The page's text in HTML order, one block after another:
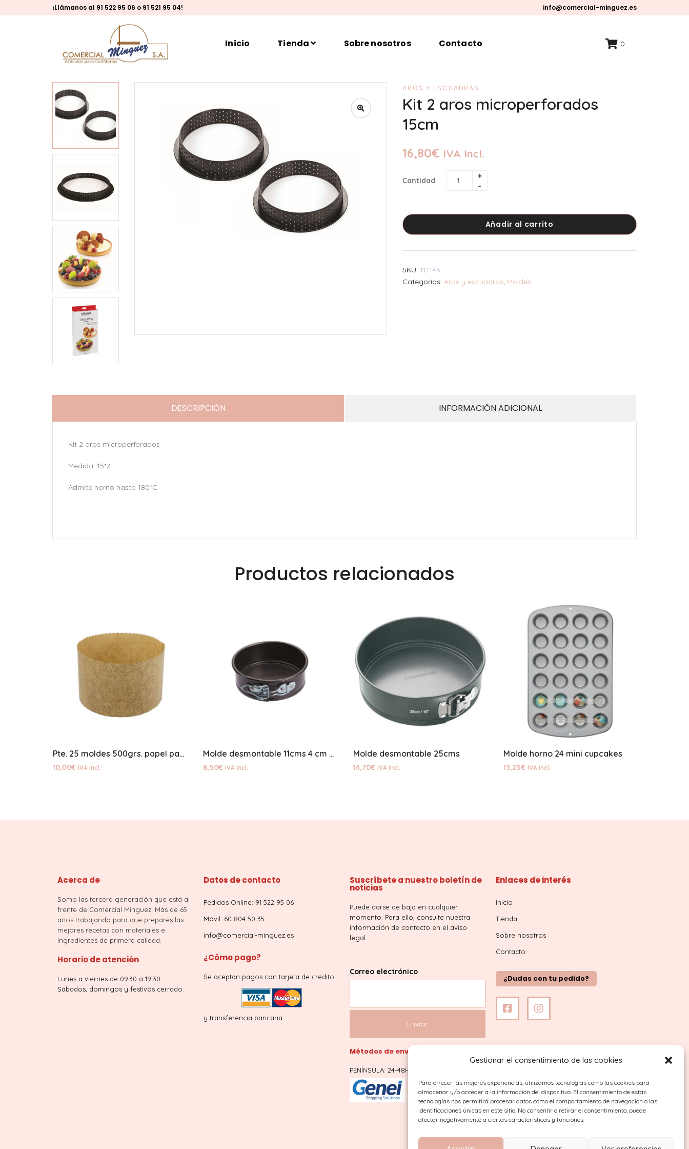
Gestionar el consentimiento de las cookies
Para ofrecer las mejores experiencias, utilizamos tecnologías como las cookies para
almacenar y/o acceder a la información del dispositivo. El consentimiento de estas
tecnologías nos permitirá procesar datos como el comportamiento de navegación o las
identificaciones únicas en este sitio. No consentir o retirar el consentimiento, puede
afectar negativamente a ciertas características y funciones.
¡Llámanos al 91 522 95 06 o 91 521 95 04! info@comercial-minguez.es
Inicio Tienda Sobre nosotros Contacto 0
AROS Y ESCUADRAS
Kit 2 aros microperforados
15cm
16,80€ IVA Incl.
Cantidad
Añadir al carrito
SKU: 111146
Categorías: Aros y escuadras, Moldes
DESCRIPCIÓN INFORMACIÓN ADICIONAL
Kit 2 aros microperforados
Medida: 15*2
Admite horno hasta 180ºC
Productos relacionados
Pte. 25 moldes 500grs. papel panetone
10,00€ IVA Incl.
Molde desmontable 11cms 4 cm altura
8,50€ IVA Incl.
Molde desmontable 25cms
16,70€ IVA Incl.
Molde horno 24 mini cupcakes
13,25€ IVA Incl.
Acerca de
Somo las tercera generación que está al
frente de Comercial Minguez. Más de 65
años trabajando para que prepares las
mejores recetas con materiales e
ingredientes de primera calidad.
Horario de atención
Lunes a viernes de 09.30 a 19:30
Sábados, domingos y festivos cerrado.
Datos de contacto
Pedidos Online: 91 522 95 06
Móvil: 60 804 50 35
info@comercial-minguez.es
¿Cómo pago?
Se aceptan pagos con tarjeta de crédito
y transferencia bancaria.
Suscríbete a nuestro boletín de
noticias
Puede darse de baja en cualquier
momento. Para ello, consulte nuestra
información de contacto en el aviso
legal.
Correo electrónico
Métodos de envío
PENÍNSULA: 24-48H
Enlaces de interés
Inicio
Tienda
Sobre nosotros
Contacto
¿Dudas con tu pedido?